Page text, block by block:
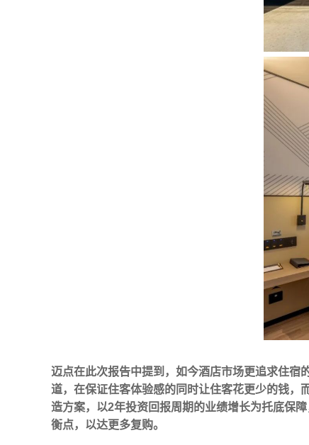
迈点在此次报告中提到，如今酒店市场更追求住宿
道，在保证住客体验感的同时让住客花更少的钱，
造方案，以2年投资回报周期的业绩增长为托底保
衡点，以达更多复购。